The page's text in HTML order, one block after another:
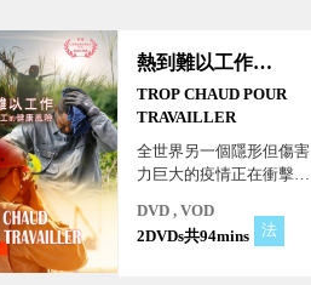
熱到難以工作～高溫下勞工的健康風險
TROP CHAUD POUR
TRAVAILLER
全世界另一個隱形但傷害
力巨大的疫情正在衝擊勞
候變遷，對職場健康形成
新的風險。 氣候暖化造
DVD , VOD
2DVDs共94mins
法